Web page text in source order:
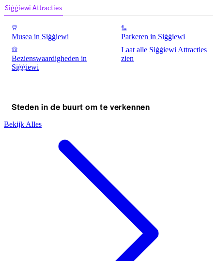
Siġġiewi Attracties
Musea in Siġġiewi Parkeren in Siġġiewi
Bezienswaardigheden in
Siġġiewi
Laat alle Siġġiewi Attracties
zien
Steden in de buurt om te verkennen
Bekijk Alles